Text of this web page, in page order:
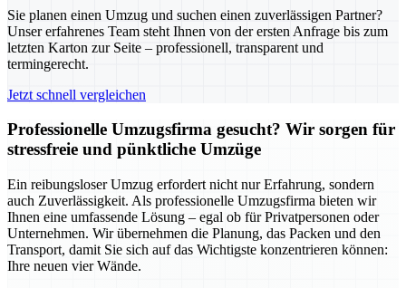
Sie planen einen Umzug und suchen einen zuverlässigen Partner?
Unser erfahrenes Team steht Ihnen von der ersten Anfrage bis zum
letzten Karton zur Seite – professionell, transparent und
termingerecht.
Jetzt schnell vergleichen
Professionelle Umzugsfirma gesucht? Wir sorgen für
stressfreie und pünktliche Umzüge
Ein reibungsloser Umzug erfordert nicht nur Erfahrung, sondern
auch Zuverlässigkeit. Als professionelle Umzugsfirma bieten wir
Ihnen eine umfassende Lösung – egal ob für Privatpersonen oder
Unternehmen. Wir übernehmen die Planung, das Packen und den
Transport, damit Sie sich auf das Wichtigste konzentrieren können:
Ihre neuen vier Wände.